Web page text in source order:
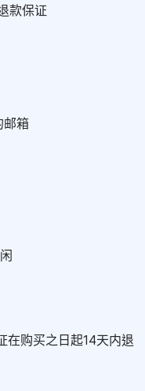
款保证
邮箱
在购买之日起14天内退